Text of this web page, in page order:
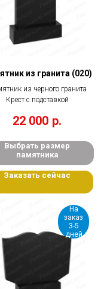
из гранита (020)
из черного гранита
Крест с подставкой
22 000 р.
Выбрать размер
памятника
Заказать сейчас
На
заказ
3-5
дней